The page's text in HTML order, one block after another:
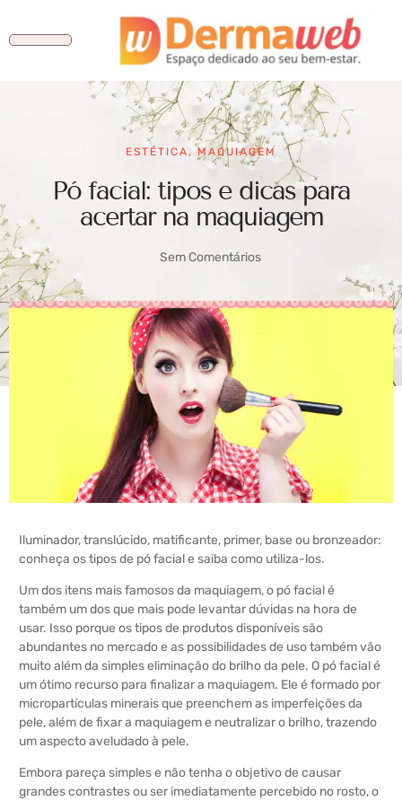
ESTÉTICA ,MAQUIAGEM
Pó facial: tipos e dicas para
acertar na maquiagem
Sem Comentários
Iluminador, translúcido, matificante, primer, base ou bronzeador:
conheça os tipos de pó facial e saiba como utiliza-los.
Um dos itens mais famosos da maquiagem, o pó facial é
também um dos que mais pode levantar dúvidas na hora de
usar. Isso porque os tipos de produtos disponíveis são
abundantes no mercado e as possibilidades de uso também vão
muito além da simples eliminação do brilho da pele. O pó facial é
um ótimo recurso para finalizar a maquiagem. Ele é formado por
micropartículas minerais que preenchem as imperfeições da
pele, além de fixar a maquiagem e neutralizar o brilho, trazendo
um aspecto aveludado à pele.
Embora pareça simples e não tenha o objetivo de causar
grandes contrastes ou ser imediatamente percebido no rosto, o